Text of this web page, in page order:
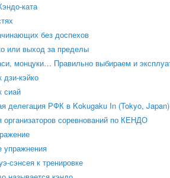
ката
без доспехов
или выход за пределы
монцуки… Правильно выбираем и
кэйко
сиай
делегация РФК в Kokugaku In (Tokyo, Japan)
организаторов соревнований по КЕНДО
сэнсея к тренировке